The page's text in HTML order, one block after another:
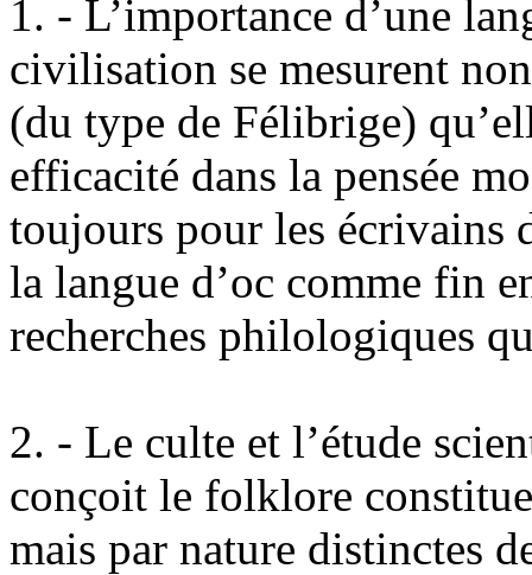
1. - L’importance d’une
civilisation se mesurent
(du type de Félibrige)
efficacité dans la pensée
toujours pour les écrivains
la langue d’oc comme fin
recherches philologiques
2. - Le culte et l’étude
conçoit le folklore
mais par nature distinctes